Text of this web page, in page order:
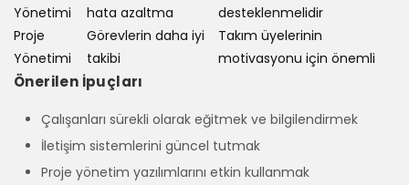
Yönetimi
hata azaltma
desteklenmelidir
Proje
Yönetimi
Görevlerin daha iyi
takibi
Takım üyelerinin
motivasyonu için önemli
Önerilen İpuçları
Çalışanları sürekli olarak eğitmek ve bilgilendirmek
İletişim sistemlerini güncel tutmak
Proje yönetim yazılımlarını etkin kullanmak